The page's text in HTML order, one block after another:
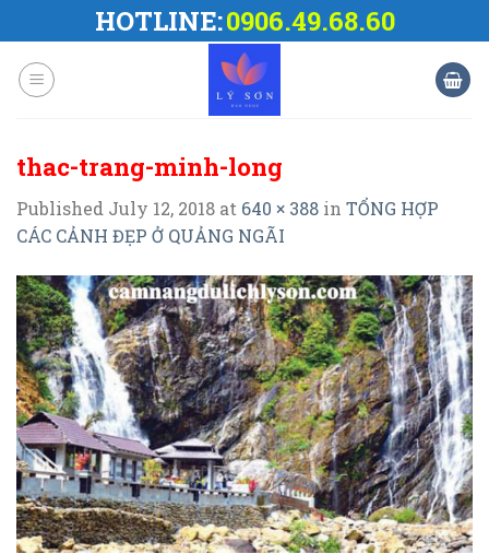
to
content
HOTLINE:0906.49.68.60
thac-trang-minh-long
Published July 12, 2018 at 640 × 388 in TỔNG HỢP
CÁC CẢNH ĐẸP Ở QUẢNG NGÃI